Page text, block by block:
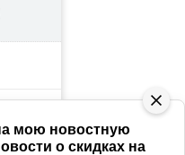
мою новостную
о скидках на